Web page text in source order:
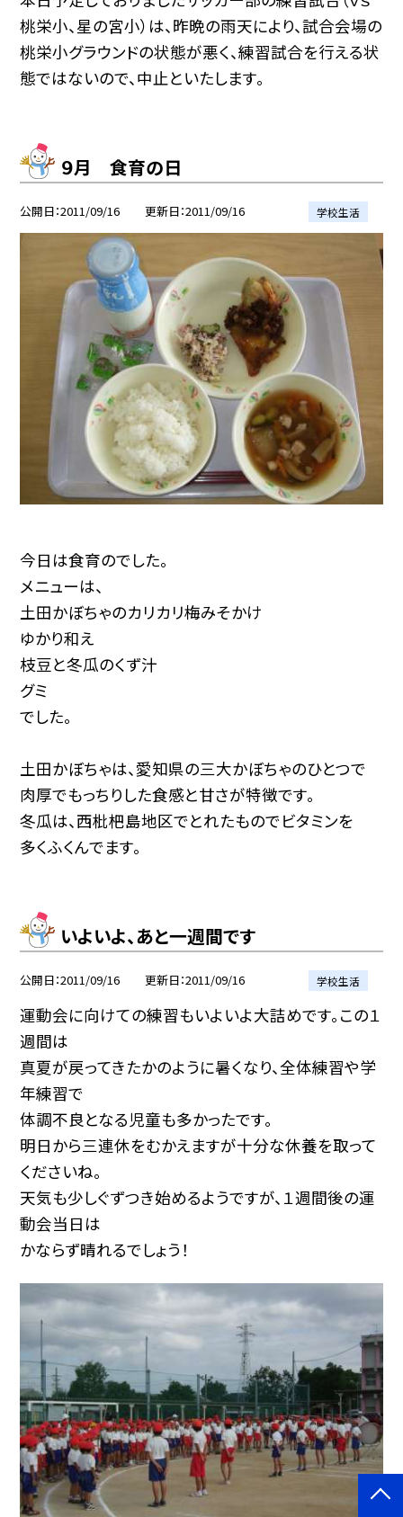
桃栄小、星の宮小）は、昨晩の雨天により、試合会場の
桃栄小グラウンドの状態が悪く、練習試合を行える状
態ではないので、中止といたします。
９月 食育の日
公開日 2011/09/16 更新日 2011/09/16 学校生活
今日は食育のでした。
メニューは、
土田かぼちゃのカリカリ梅みそかけ
ゆかり和え
枝豆と冬瓜のくず汁
グミ
でした。
土田かぼちゃは、愛知県の三大かぼちゃのひとつで
肉厚でもっちりした食感と甘さが特徴です。
冬瓜は、西枇杷島地区でとれたものでビタミンを
多くふくんでます。
いよいよ、あと一週間です
公開日 2011/09/16 更新日 2011/09/16 学校生活
運動会に向けての練習もいよいよ大詰めです。この１
週間は
真夏が戻ってきたかのように暑くなり、全体練習や学
年練習で
体調不良となる児童も多かったです。
明日から三連休をむかえますが十分な休養を取って
くださいね。
天気も少しぐずつき始めるようですが、１週間後の運
動会当日は
かならず晴れるでしょう！